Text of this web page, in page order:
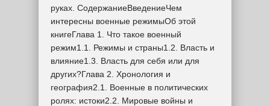
руках. СодержаниеВведениеЧем
интересны военные режимыОб этой
книгеГлава 1. Что такое военный
режим1.1. Режимы и страны1.2. Власть и
влияние1.3. Власть для себя или для
других?Глава 2. Хронология и
география2.1. Военные в политических
ролях: истоки2.2. Мировые войны и